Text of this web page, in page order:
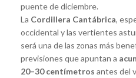
puente de diciembre.
La Cordillera Cantábrica,
occidental y las vertientes
será una de las zonas más
previsiones que apuntan a
20–30 centímetros antes del